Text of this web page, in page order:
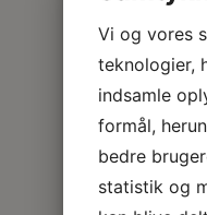
Vi og vores
teknologier,
indsamle
formål,
bedre
statistik og